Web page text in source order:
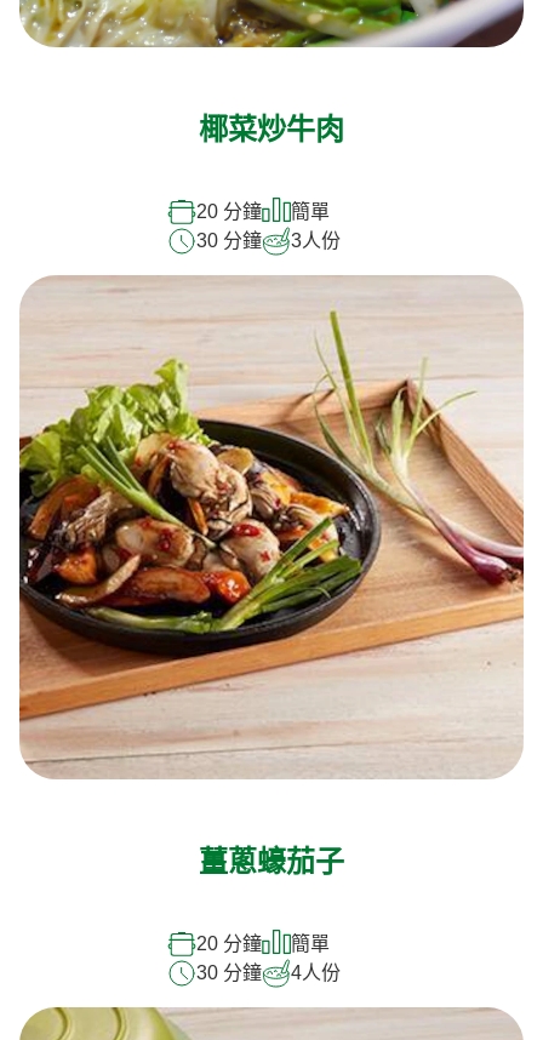
椰菜炒牛肉
20 分鐘
簡單
30 分鐘
3人份
薑蔥蠔茄子
20 分鐘
簡單
30 分鐘
4人份